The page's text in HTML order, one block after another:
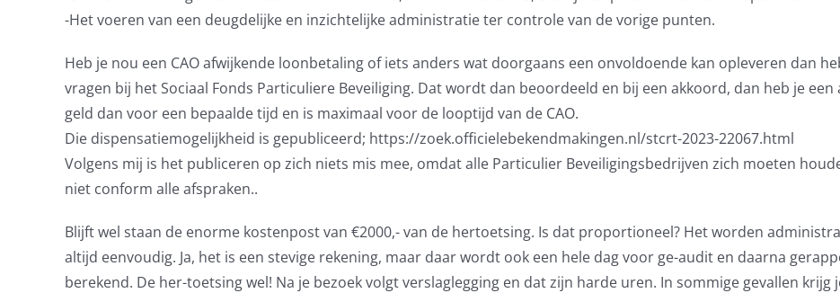
-Het voeren van een deugdelijke en inzichtelijke administratie ter controle van de vorige punten.
Heb je nou een CAO afwijkende loonbetaling of iets anders wat doorgaans een onvoldoende kan opleveren dan
vragen bij het Sociaal Fonds Particuliere Beveiliging. Dat wordt dan beoordeeld en bij een akkoord, dan heb je
geld dan voor een bepaalde tijd en is maximaal voor de looptijd van de CAO.
Die dispensatiemogelijkheid is gepubliceerd; https://zoek.officielebekendmakingen.nl/stcrt-2023-22067.html
Volgens mij is het publiceren op zich niets mis mee, omdat alle Particulier Beveiligingsbedrijven zich moeten
niet conform alle afspraken..
Blijft wel staan de enorme kostenpost van €2000,- van de hertoetsing. Is dat proportioneel? Het worden
altijd eenvoudig. Ja, het is een stevige rekening, maar daar wordt ook een hele dag voor ge-audit en daarna
berekend. De her-toetsing wel! Na je bezoek volgt verslaglegging en dat zijn harde uren. In sommige gevallen